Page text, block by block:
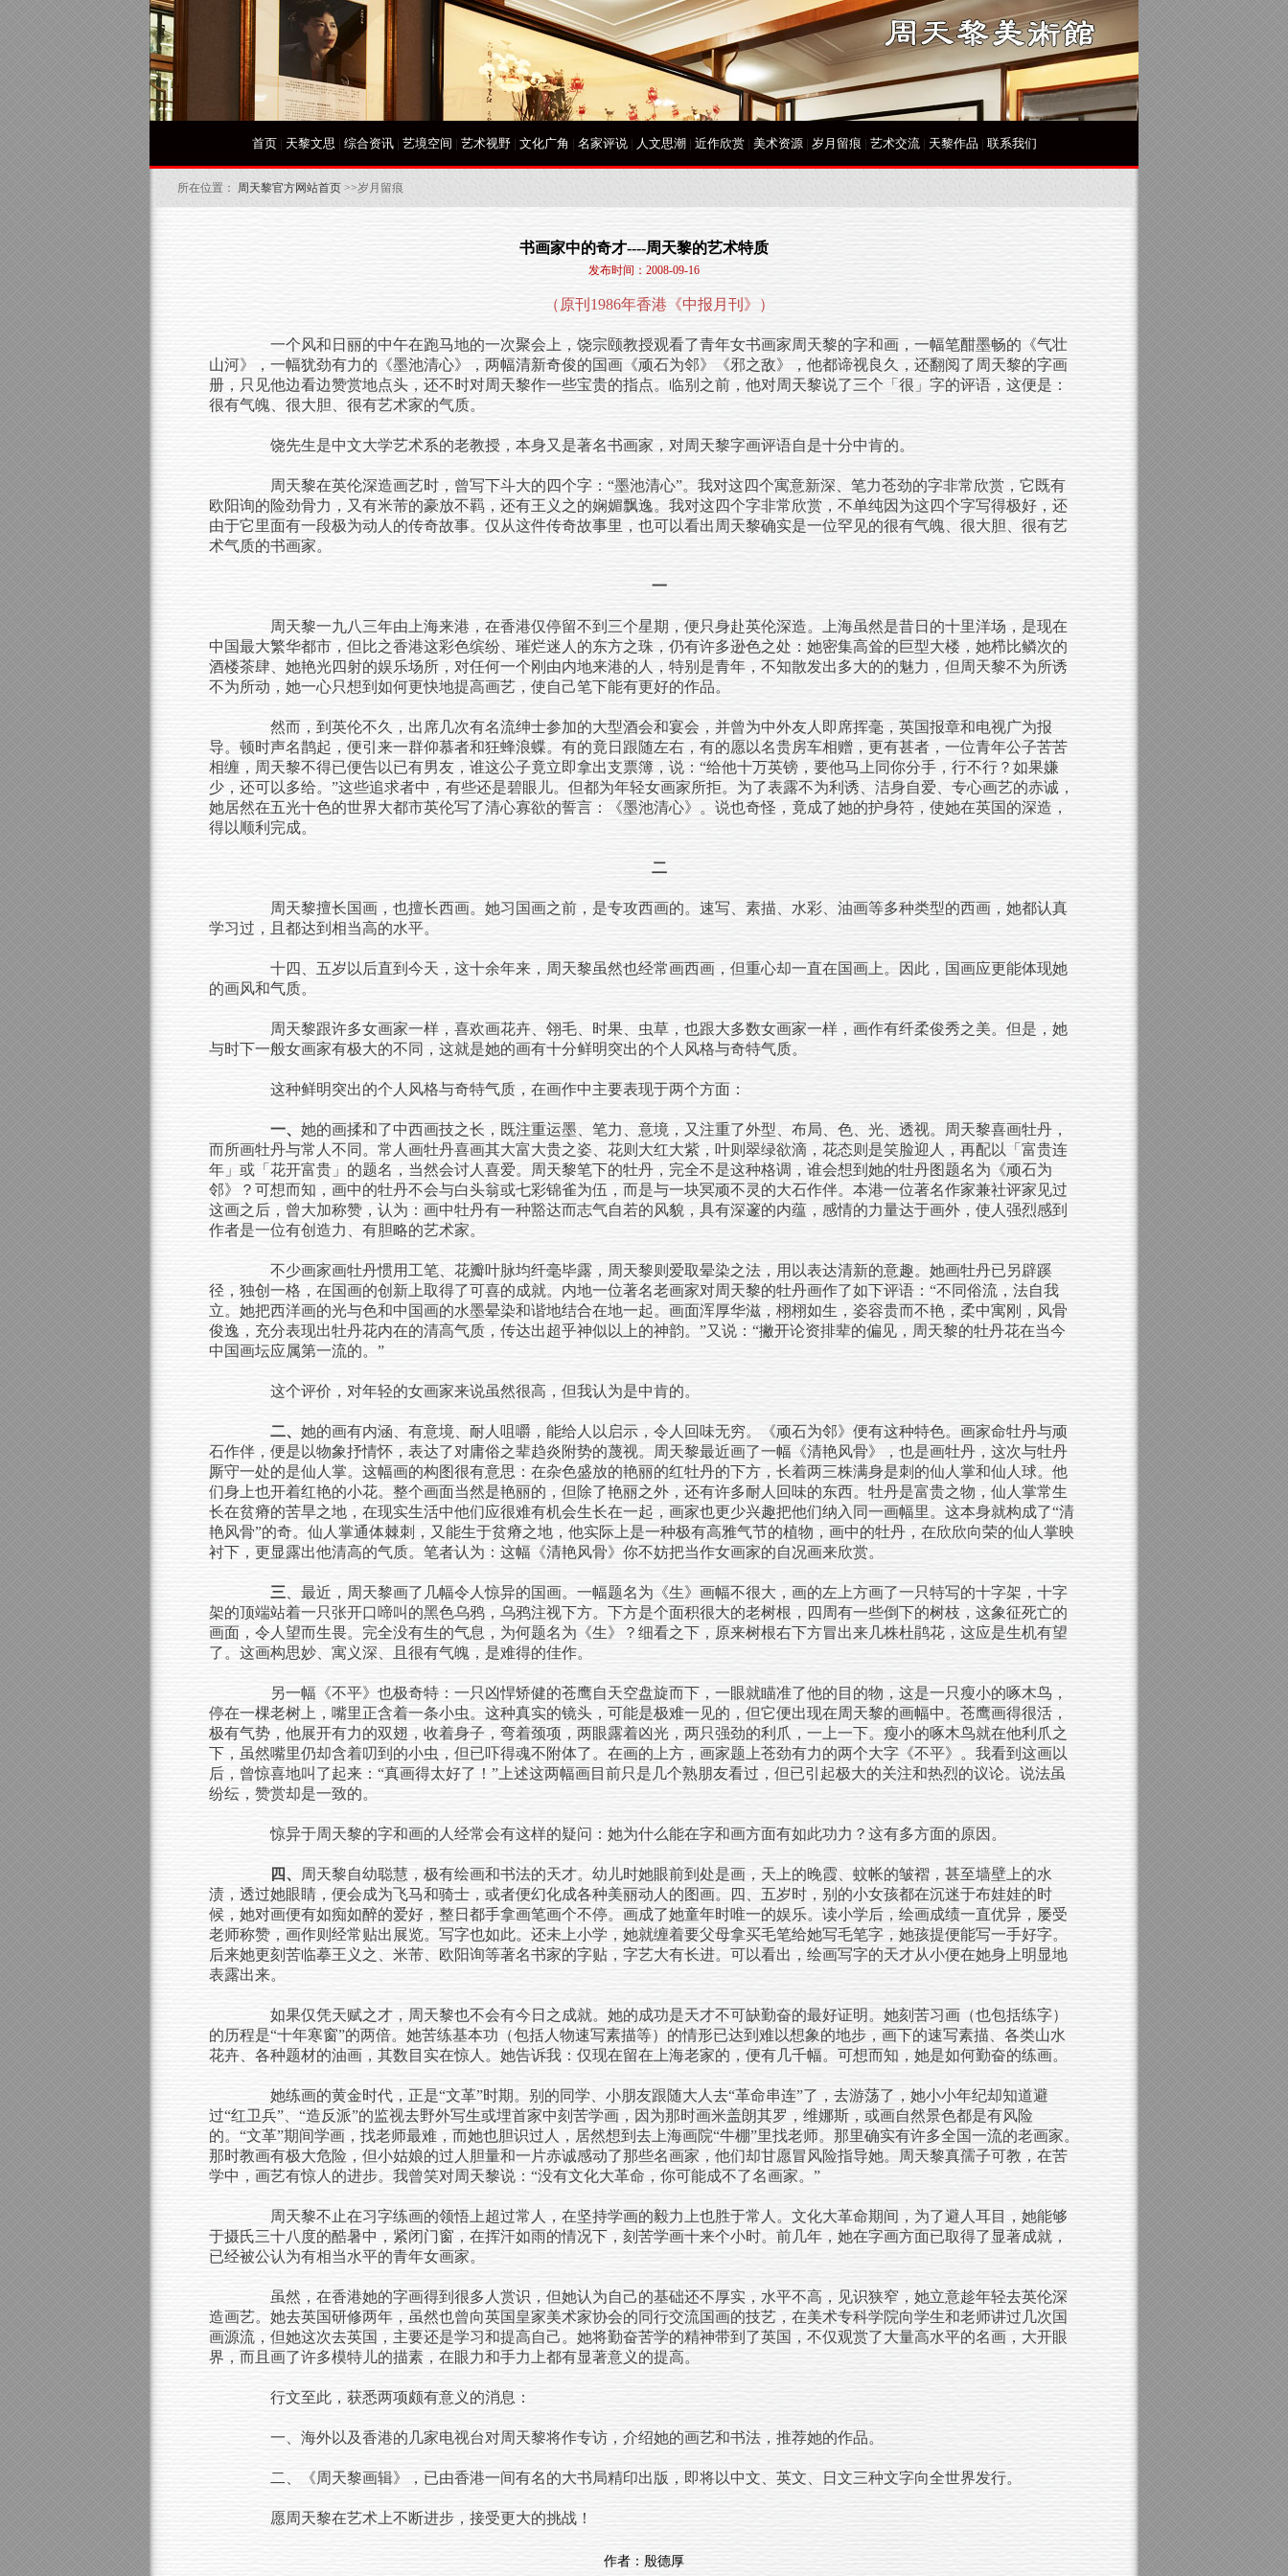
首页| 天黎文思 | 综合资讯| 艺境空间 | 艺术视野| 文化广角 | 名家评说| 人文思潮 | 近作欣赏| 美术资源| 岁月留痕 | 艺术交流| 天黎作品 | 联系我们
所在位置： 周天黎官方网站首页 >>岁月留痕
书画家中的奇才----周天黎的艺术特质
发布时间：2008-09-16
（原刊 1986年香港《中报月刊》）
一个风和日丽的中午在跑马地的一次聚会上， 饶宗颐教授观看了青年女书画家周天黎的字和画，一幅笔酣墨畅的《气壮
山河》，一幅犹劲有力的《墨池清心》，两幅清新奇俊的国画《顽石为邻》《邪之敌》，他都谛视良久，还翻阅了周天黎的字画
册，只见他边看边赞赏地点头，还不时对周天黎作一些宝贵的指点。临别之前，他对周天黎说了三个「很」字的评语，这便是：
很有气魄、很大胆、很有艺术家的气质。
饶先生是中文大学艺术系的老教授，本身又是著名书画家，对周天黎字画评语自是十分中肯的。
周天黎在英伦深造画艺时，曾写下斗大的四个字：“墨池清心”。我对这四个寓意新深、笔力苍劲的字非常欣赏，它既有
欧阳询的险劲骨力，又有米芾的豪放不羁，还有王义之的娴媚飘逸。我对这四个字非常欣赏，不单纯因为这四个字写得极好，还
由于它里面有一段极为动人的传奇故事。仅从这件传奇故事里，也可以看出周天黎确实是一位罕见的很有气魄、很大胆、很有艺
术气质的书画家。
一
周天黎一九八三年由上海来港，在香港仅停留不到三个星期，便只身赴英伦深造。上海虽然是昔日的十里洋场，是现在
中国最大繁华都市，但比之香港这彩色缤纷、璀烂迷人的东方之珠，仍有许多逊色之处：她密集高耸的巨型大楼，她栉比鳞次的
酒楼茶肆、她艳光四射的娱乐场所，对任何一个刚由内地来港的人，特别是青年，不知散发出多大的的魅力，但周天黎不为所诱
不为所动，她一心只想到如何更快地提高画艺，使自己笔下能有更好的作品。
然而，到英伦不久，出席几次有名流绅士参加的大型酒会和宴会，并曾为中外友人即席挥毫，英国报章和电视广为报
导。顿时声名鹊起，便引来一群仰慕者和狂蜂浪蝶。有的竟日跟随左右，有的愿以名贵房车相赠，更有甚者，一位青年公子苦苦
相缠，周天黎不得已便告以已有男友，谁这公子竟立即拿出支票簿，说：“给他十万英镑，要他马上同你分手，行不行？如果嫌
少，还可以多给。”这些追求者中，有些还是碧眼儿。但都为年轻女画家所拒。为了表露不为利诱、洁身自爱、专心画艺的赤诚，
她居然在五光十色的世界大都市英伦写了清心寡欲的誓言：《墨池清心》。说也奇怪，竟成了她的护身符，使她在英国的深造，
得以顺利完成。
二
周天黎擅长国画，也擅长西画。她习国画之前，是专攻西画的。速写、素描、水彩、油画等多种类型的西画，她都认真
学习过，且都达到相当高的水平。
十四、五岁以后直到今天，这十余年来，周天黎虽然也经常画西画，但重心却一直在国画上。因此，国画应更能体现她
的画风和气质。
周天黎跟许多女画家一样，喜欢画花卉、翎毛、时果、虫草，也跟大多数女画家一样，画作有纤柔俊秀之美。但是，她
与时下一般女画家有极大的不同，这就是她的画有十分鲜明突出的个人风格与奇特气质。
这种鲜明突出的个人风格与奇特气质，在画作中主要表现于两个方面：
一、 她的画揉和了中西画技之长，既注重运墨、笔力、意境，又注重了外型、布局、色、光、透视。周天黎喜画牡丹，
而所画牡丹与常人不同。常人画牡丹喜画其大富大贵之姿、花则大红大紫，叶则翠绿欲滴，花态则是笑脸迎人，再配以「富贵连
年」或「花开富贵」的题名，当然会讨人喜爱。周天黎笔下的牡丹，完全不是这种格调，谁会想到她的牡丹图题名为《顽石为
邻》？可想而知，画中的牡丹不会与白头翁或七彩锦雀为伍，而是与一块冥顽不灵的大石作伴。本港一位著名作家兼社评家见过
这画之后，曾大加称赞，认为：画中牡丹有一种豁达而志气自若的风貌，具有深邃的内蕴，感情的力量达于画外，使人强烈感到
作者是一位有创造力、有胆略的艺术家。
不少画家画牡丹惯用工笔、花瓣叶脉均纤毫毕露，周天黎则爱取晕染之法，用以表达清新的意趣。她画牡丹已另辟蹊
径，独创一格，在国画的创新上取得了可喜的成就。内地一位著名老画家对周天黎的牡丹画作了如下评语：“不同俗流，法自我
立。她把西洋画的光与色和中国画的水墨晕染和谐地结合在地一起。画面浑厚华滋，栩栩如生，姿容贵而不艳，柔中寓刚，风骨
俊逸，充分表现出牡丹花内在的清高气质，传达出超乎神似以上的神韵。”又说：“撇开论资排辈的偏见，周天黎的牡丹花在当今
中国画坛应属第一流的。”
这个评价，对年轻的女画家来说虽然很高，但我认为是中肯的。
二、 她的画有内涵、有意境、耐人咀嚼，能给人以启示，令人回味无穷。《顽石为邻》便有这种特色。画家命牡丹与顽
石作伴，便是以物象抒情怀，表达了对庸俗之辈趋炎附势的蔑视。周天黎最近画了一幅《清艳风骨》，也是画牡丹，这次与牡丹
厮守一处的是仙人掌。这幅画的构图很有意思：在杂色盛放的艳丽的红牡丹的下方，长着两三株满身是刺的仙人掌和仙人球。他
们身上也开着红艳的小花。整个画面当然是艳丽的，但除了艳丽之外，还有许多耐人回味的东西。牡丹是富贵之物，仙人掌常生
长在贫瘠的苦旱之地，在现实生活中他们应很难有机会生长在一起，画家也更少兴趣把他们纳入同一画幅里。这本身就构成了“清
艳风骨”的奇。仙人掌通体棘刺，又能生于贫瘠之地，他实际上是一种极有高雅气节的植物，画中的牡丹，在欣欣向荣的仙人掌映
衬下，更显露出他清高的气质。笔者认为：这幅《清艳风骨》你不妨把当作女画家的自况画来欣赏。
三
最近，周天黎画了几幅令人惊异的国画。一幅题名为《生》画幅不很大，画的左上方画了一只特写的十字架，十字
架的顶端站着一只张开口啼叫的黑色乌鸦，乌鸦注视下方。下方是个面积很大的老树根，四周有一些倒下的树枝，这象征死亡的
画面，令人望而生畏。完全没有生的气息，为何题名为《生》？细看之下，原来树根右下方冒出来几株杜鹃花，这应是生机有望
了。这画构思妙、寓义深、且很有气魄，是难得的佳作。
另一幅《不平》也极奇特：一只凶悍矫健的苍鹰自天空盘旋而下，一眼就瞄准了他的目的物，这是一只瘦小的啄木鸟，
停在一棵老树上，嘴里正含着一条小虫。这种真实的镜头，可能是极难一见的，但它便出现在周天黎的画幅中。苍鹰画得很活，
极有气势，他展开有力的双翅，收着身子，弯着颈项，两眼露着凶光，两只强劲的利爪，一上一下。瘦小的啄木鸟就在他利爪之
下，虽然嘴里仍却含着叨到的小虫，但已吓得魂不附体了。在画的上方，画家题上苍劲有力的两个大字《不平》。我看到这画以
后，曾惊喜地叫了起来：“真画得太好了！”上述这两幅画目前只是几个熟朋友看过，但已引起极大的关注和热烈的议论。说法虽
纷纭，赞赏却是一致的。
惊异于周天黎的字和画的人经常会有这样的疑问：她为什么能在字和画方面有如此功力？这有多方面的原因。
四、
周天黎自幼聪慧，极有绘画和书法的天才。幼儿时她眼前到处是画，天上的晚霞、蚊帐的皱褶，甚至墙壁上的水
渍，透过她眼睛，便会成为飞马和骑士，或者便幻化成各种美丽动人的图画。四、五岁时，别的小女孩都在沉迷于布娃娃的时
候，她对画便有如痴如醉的爱好，整日都手拿画笔画个不停。画成了她童年时唯一的娱乐。读小学后，绘画成绩一直优异，屡受
老师称赞，画作则经常贴出展览。写字也如此。还未上小学，她就缠着要父母拿买毛笔给她写毛笔字，她孩提便能写一手好字。
后来她更刻苦临摹王义之、米芾、欧阳询等著名书家的字贴，字艺大有长进。可以看出，绘画写字的天才从小便在她身上明显地
表露出来。
如果仅凭天赋之才，周天黎也不会有今日之成就。她的成功是天才不可缺勤奋的最好证明。她刻苦习画（也包括练字）
的历程是“十年寒窗”的两倍。她苦练基本功（包括人物速写素描等）的情形已达到难以想象的地步，画下的速写素描、各类山水
花卉、各种题材的油画，其数目实在惊人。她告诉我：仅现在留在上海老家的，便有几千幅。可想而知，她是如何勤奋的练画。
她练画的黄金时代，正是“文革”时期。别的同学、小朋友跟随大人去“革命串连”了，去游荡了，她小小年纪却知道避
过“红卫兵”、“造反派”的监视去野外写生或埋首家中刻苦学画，因为那时画米盖朗其罗，维娜斯，或画自然景色都是有风险
的。“文革”期间学画，找老师最难，而她也胆识过人，居然想到去上海画院“牛棚”里找老师。那里确实有许多全国一流的老画家。
那时教画有极大危险，但小姑娘的过人胆量和一片赤诚感动了那些名画家，他们却甘愿冒风险指导她。周天黎真孺子可教，在苦
学中，画艺有惊人的进步。我曾笑对周天黎说：“没有文化大革命，你可能成不了名画家。”
周天黎不止在习字练画的领悟上超过常人，在坚持学画的毅力上也胜于常人。文化大革命期间，为了避人耳目，她能够
于摄氏三十八度的酷暑中，紧闭门窗，在挥汗如雨的情况下，刻苦学画十来个小时。前几年，她在字画方面已取得了显著成就，
已经被公认为有相当水平的青年女画家。
虽然，在香港她的字画得到很多人赏识，但她认为自己的基础还不厚实，水平不高，见识狭窄，她立意趁年轻去英伦深
造画艺。她去英国研修两年，虽然也曾向英国皇家美术家协会的同行交流国画的技艺，在美术专科学院向学生和老师讲过几次国
画源流，但她这次去英国，主要还是学习和提高自己。她将勤奋苦学的精神带到了英国，不仅观赏了大量高水平的名画，大开眼
界，而且画了许多模特儿的描素，在眼力和手力上都有显著意义的提高。
行文至此，获悉两项颇有意义的消息：
一、海外以及香港的几家电视台对周天黎将作专访，介绍她的画艺和书法，推荐她的作品。
二、《周天黎画辑》，已由香港一间有名的大书局精印出版，即将以中文、英文、日文三种文字向全世界发行。
愿周天黎在艺术上不断进步，接受更大的挑战！
作者：殷德厚